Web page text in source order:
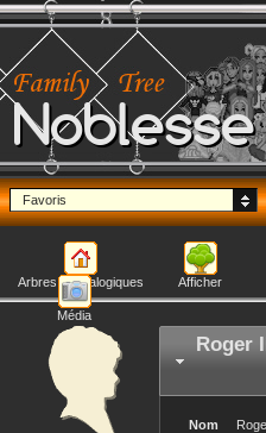
Noblesse
Favoris
Arbres généalogiques Afficher
Média
Roger
Nom